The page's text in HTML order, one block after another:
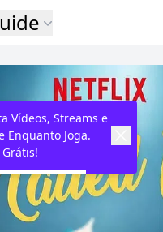
Vídeos, Streams e
Enquanto Joga.
Grátis!